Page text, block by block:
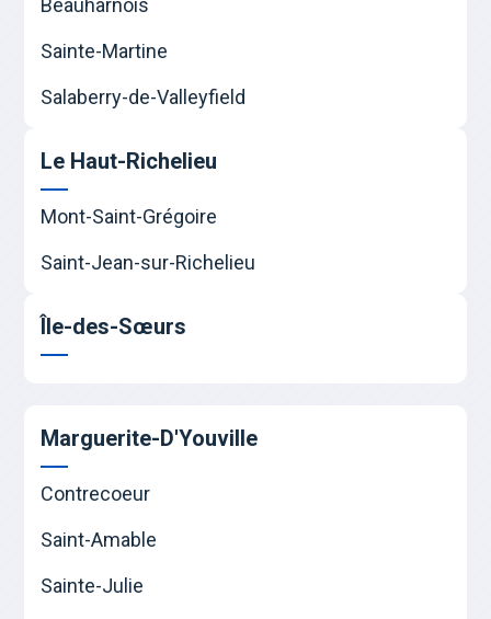
Beauharnois
Sainte-Martine
Salaberry-de-Valleyfield
Le Haut-Richelieu
Mont-Saint-Grégoire
Saint-Jean-sur-Richelieu
Île-des-Sœurs
Marguerite-D'Youville
Contrecoeur
Saint-Amable
Sainte-Julie